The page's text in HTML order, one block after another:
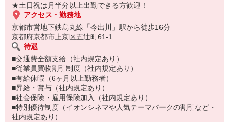
★土日祝は月半分以上出勤できる方歓迎！
アクセス・勤務地
京都市営地下鉄烏丸線「今出川」駅から徒歩16分
京都府京都市上京区五辻町61-1
待遇
■交通費全額支給（社内規定あり）
■従業員買物割引制度（社内規定あり）
■有給休暇（6ヶ月以上勤務者）
■昇給・賞与（社内規定あり）
■社会保険・雇用保険加入（社内規定あり）
■特別優待制度（イオンシネマや人気テーマパークの割引など・
社内規定あり）